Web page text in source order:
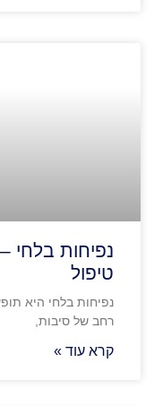
נפיחות בלחי
טיפול
נפיחות בלחי היא
רחב של סיבות,
קרא עוד »